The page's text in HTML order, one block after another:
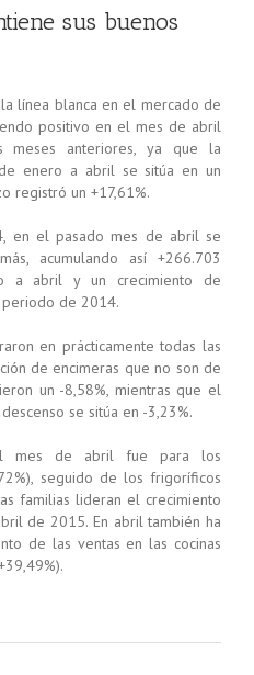
sus buenos
línea blanca en el mercado de
positivo en el mes de abril
anteriores, ya que la
enero a abril se sitúa en un
registró un +17,61%.
en el pasado mes de abril se
acumulando así +266.703
a abril y un crecimiento de
periodo de 2014.
en prácticamente todas las
de encimeras que no son de
un -8,58%, mientras que el
se sitúa en -3,23%.
mes de abril fue para los
seguido de los frigoríficos
familias lideran el crecimiento
de 2015. En abril también ha
de las ventas en las cocinas